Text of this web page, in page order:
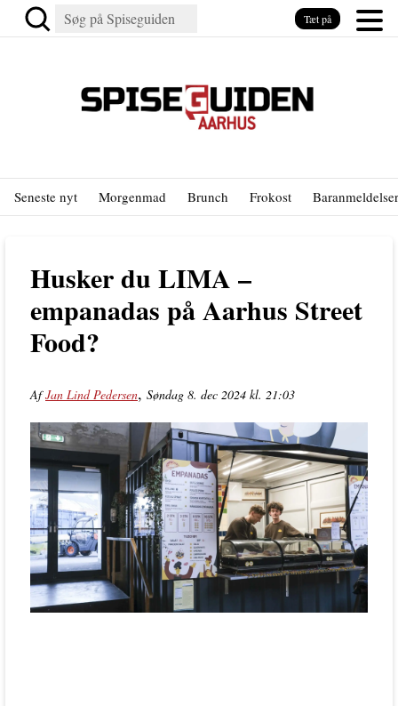
Seneste nyt Morgenmad Brunch Frokost Baranmeldelser
Husker du LIMA –
empanadas på Aarhus Street
Food?
AfJan Lind Pedersen, Søndag 8. dec 2024 kl. 21:03
Tæt på